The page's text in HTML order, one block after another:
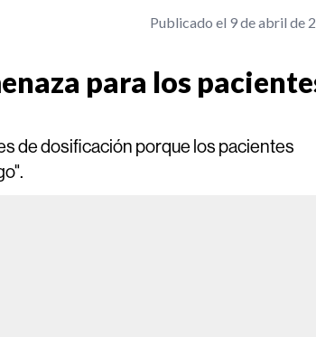
Publicado el 9 de abril de
para los
de dosificación porque los pacientes